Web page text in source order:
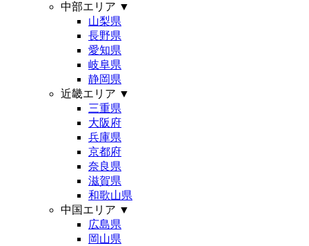
中部エリア ▼
山梨県
長野県
愛知県
岐阜県
静岡県
近畿エリア ▼
三重県
大阪府
兵庫県
京都府
奈良県
滋賀県
和歌山県
中国エリア ▼
広島県
岡山県